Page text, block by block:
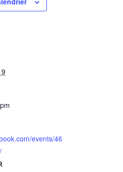
events/46